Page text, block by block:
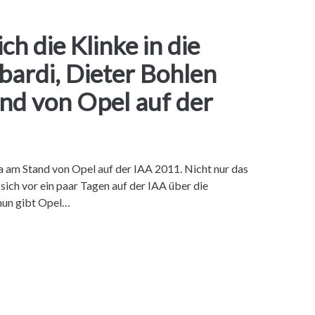
die Klinke in die
Dieter Bohlen
von Opel auf der
Stand von Opel auf der IAA 2011. Nicht nur das
vor ein paar Tagen auf der IAA über die
gibt Opel…